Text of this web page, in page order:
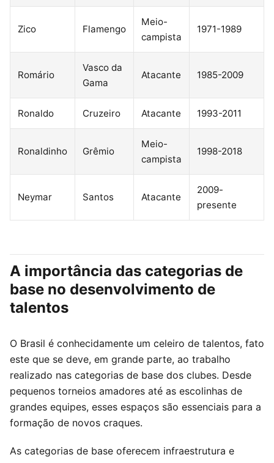
Zico Flamengo
Meio-
campista
1971-1989
Romário
Vasco da
Gama
Atacante 1985-2009
Ronaldo Cruzeiro Atacante 1993-2011
Ronaldinho Grêmio
Meio-
campista
1998-2018
Neymar Santos Atacante
2009-
presente
A importância das categorias de
base no desenvolvimento de
talentos
O Brasil é conhecidamente um celeiro de talentos, fato
este que se deve, em grande parte, ao trabalho
realizado nas categorias de base dos clubes. Desde
pequenos torneios amadores até as escolinhas de
grandes equipes, esses espaços são essenciais para a
formação de novos craques.
As categorias de base oferecem infraestrutura e